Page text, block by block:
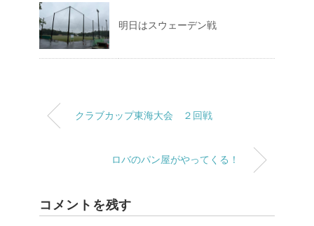
明日はスウェーデン戦
クラブカップ東海大会 ２回戦
ロバのパン屋がやってくる！
コメントを残す